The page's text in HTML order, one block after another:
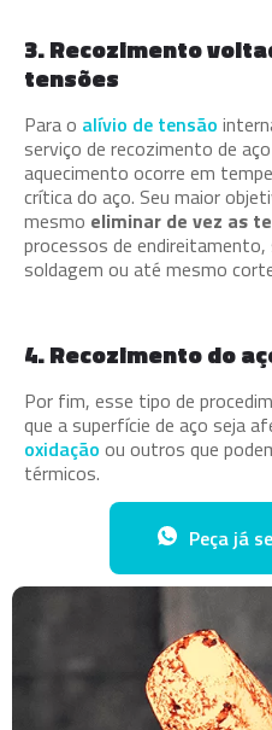
3. Recozimento
tensões
Para o alívio de tensão
serviço de recozimento de
aquecimento ocorre em
crítica do aço. Seu maior
mesmo eliminar de vez as
processos de endireitamento,
soldagem ou até mesmo
4. Recozimento do
Por fim, esse tipo de
que a superfície de aço seja
oxidação ou outros que
térmicos.
Peça já